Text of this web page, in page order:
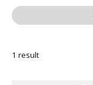
1 result